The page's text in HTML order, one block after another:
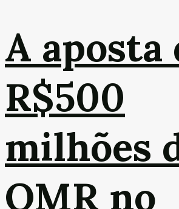
A aposta
R$500
milhões
OMR no